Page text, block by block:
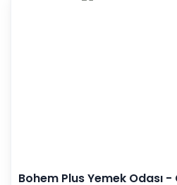
Bohem Plus Yemek Odası -